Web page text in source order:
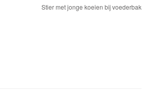
Stier met jonge koeien bij voederbak